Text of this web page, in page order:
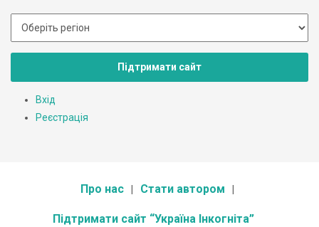
Підтримати сайт
Вхід
Реєстрація
Про нас Стати автором
Підтримати сайт “Україна Інкогніта”